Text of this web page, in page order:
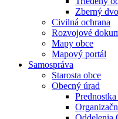
Zberný
Civilná ochrana
Rozvojové
Mapy obce
Mapový portál
Samospráva
Starosta obce
Obecný úrad